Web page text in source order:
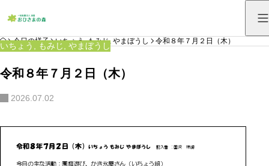
HOME
今日の様子 いちょう,もみじ,やまぼうし 令和８年７月２日（木）
いちょう もみじ やまぼうし
令和８年７月２日（木）
2026.07.02